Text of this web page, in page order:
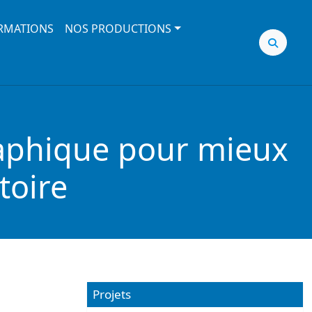
NOS PRODUCTIONS
pour mieux
Projets